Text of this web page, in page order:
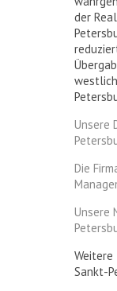
der
Unsere
Die
Unsere
Sankt-